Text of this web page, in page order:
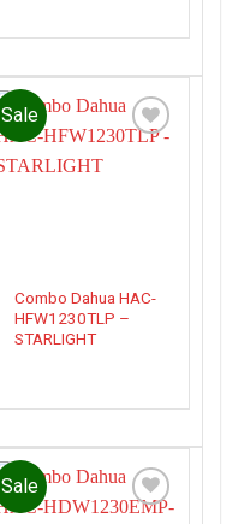
Sale
Combo Dahua HAC-
HFW1230TLP –
STARLIGHT
Sale